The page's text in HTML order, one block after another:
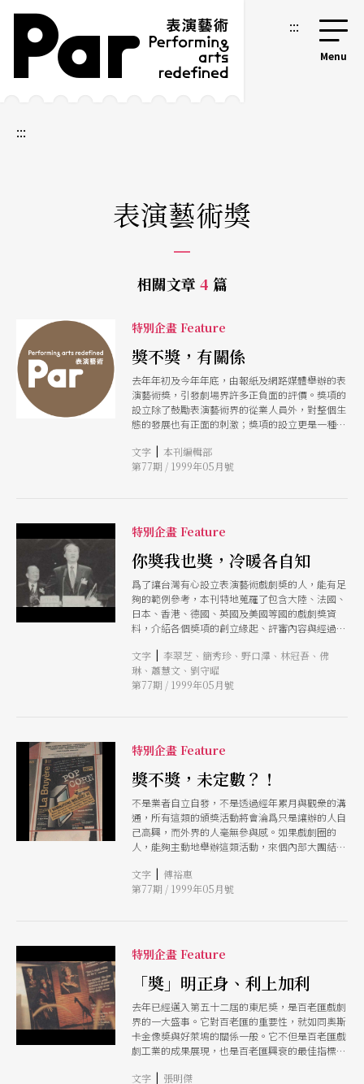
跳到主要內容區塊
網站導覽 :::
:::
表演藝術獎
相關文章 4 篇
特別企畫 Feature
獎不獎，有關係
去年年初及今年年底，由報紙及網路媒體舉辦的表
演藝術獎，引發劇場界許多正負面的評價。獎項的
設立除了鼓勵表演藝術界的從業人員外，對整個生
態的發展也有正面的刺激；獎項的設立更是一種美
熟？本期我們除了從各種角度來探討獎項需求的民
意基礎及技術考量外，更蒐集了國外知名的獎項，
文字 | 本刊編輯部
第77期 / 1999年05月號
特別企畫 Feature
你奬我也奬，冷暖各自知
爲了讓台灣有心設立表演藝術戲劇奬的人，能有足
夠的範例參考，本刊特地蒐羅了包含大陸、法國、
日本、香港、德國、英國及美國等國的戲劇獎資
料，介紹各個奬項的創立緣起、評審內容與經過和
久，有的別具立意，藉由了解這些「他山之石」，
或許能讓更多人思考並了解設立「奬」的眞正意
義。
文字 | 李翠芝、簡秀珍、野口澤、林冠吾、佛
琳、蕭慧文、劉守曜
第77期 / 1999年05月號
特別企畫 Feature
獎不獎，未定數？！
不是業者自立自發，不是透過經年累月與觀衆的溝
通，所有這類的頒獎活動將會淪爲只是讓辦的人自
己高興，而外界的人毫無參與感。如果戲劇圈的
人，能夠主動地舉辦這類活動，來個內部大團結，
文字 | 傅裕惠
第77期 / 1999年05月號
特別企畫 Feature
「奬」明正身、利上加利
去年已經邁入第五十二屆的東尼奬，是百老匯戲劇
界的一大盛事。它對百老匯的重要性，就如同奧斯
卡金像奬與好萊塢的關係一般。它不但是百老匯戲
劇工業的成果展現，也是百老匯興衰的最佳指標。
度、頒奬典禮等角度來爲我們介紹，這個專門爲在
文字 | 張明傑